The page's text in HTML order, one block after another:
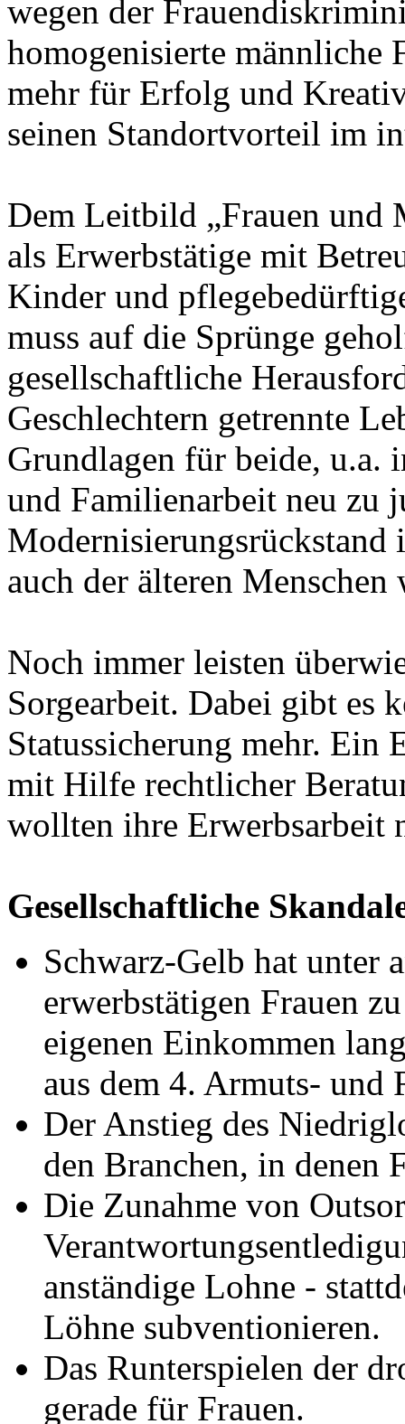
wegen der
homogenisierte männliche
mehr für Erfolg und
seinen Standortvorteil im
Dem Leitbild „Frauen und
als Erwerbstätige mit
Kinder und
muss auf die Sprünge
gesellschaftliche
Geschlechtern getrennte
Grundlagen für beide, u.a.
und Familienarbeit neu zu
Modernisierungsrückstand
auch der älteren
Noch immer leisten
Sorgearbeit. Dabei gibt es
Statussicherung mehr. Ein
mit Hilfe rechtlicher
wollten ihre Erwerbsarbeit
Gesellschaftliche
Schwarz-Gelb hat unter
erwerbstätigen Frauen
eigenen Einkommen
aus dem 4. Armuts- und
Der Anstieg des
den Branchen, in denen
Die Zunahme von
anständige Lohne -
Löhne subventionieren.
Das Runterspielen der
gerade für Frauen.